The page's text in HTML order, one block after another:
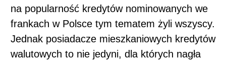
na popularność kredytów nominowanych we
frankach w Polsce tym tematem żyli wszyscy.
Jednak posiadacze mieszkaniowych kredytów
walutowych to nie jedyni, dla których nagła